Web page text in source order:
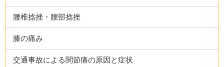
腰椎捻挫・腰部捻挫
膝の痛み
交通事故による関節痛の原因と症状